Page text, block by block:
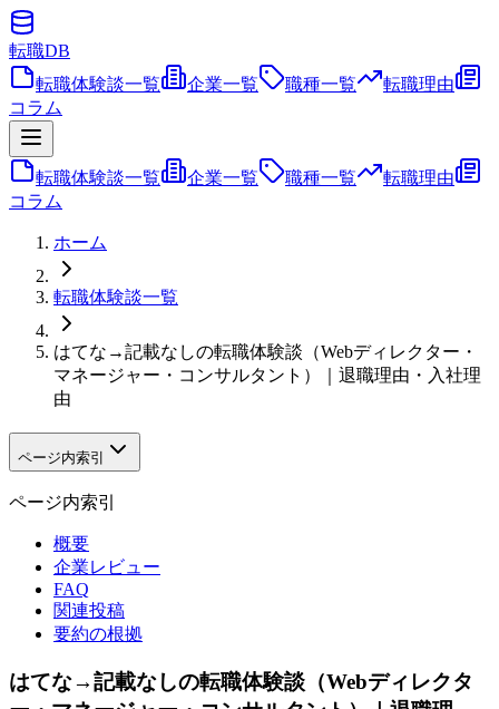
転職DB
転職体験談一覧
企業一覧 職種一覧
転職理由
コラム
転職体験談一覧 企業一覧 職種一覧
転職理由
コラム
ホーム
転職体験談一覧
はてな→記載なしの転職体験談（Webディレクター・
マネージャー・コンサルタント）｜退職理由・入社理
由
ページ内索引
ページ内索引
概要
企業レビュー
FAQ
関連投稿
要約の根拠
はてな→記載なしの転職体験談（Webディレクタ